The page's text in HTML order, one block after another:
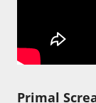
Primal